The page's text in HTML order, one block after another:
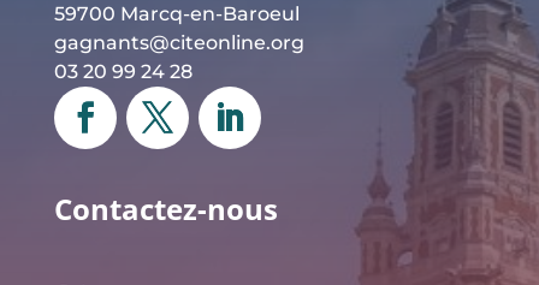
59700 Marcq-en-Baroeul
gagnants@citeonline.org
03 20 99 24 28
Contactez-nous